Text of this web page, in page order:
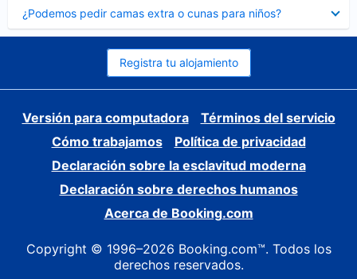
¿Podemos pedir camas extra o cunas para niños?
cerrado
Registra tu alojamiento
Versión para computadora
Términos del servicio
Cómo trabajamos
Política de privacidad
Declaración sobre la esclavitud moderna
Declaración sobre derechos humanos
Acerca de Booking.com
Copyright © 1996–2026 Booking.com™. Todos los
derechos reservados.